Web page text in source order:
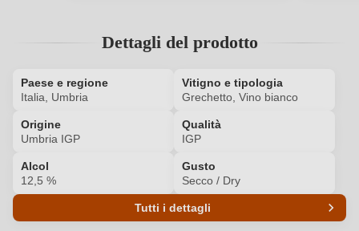
La tua password
Ho dimenticato la mia password.
ACCEDI
Dettagli del prodotto
Paese e regione
Italia, Umbria
Vitigno e tipologia
Grechetto, Vino bianco
Origine
Umbria IGP
Qualità
IGP
Alcol
12,5 %
Gusto
Secco / Dry
Tutti i dettagli